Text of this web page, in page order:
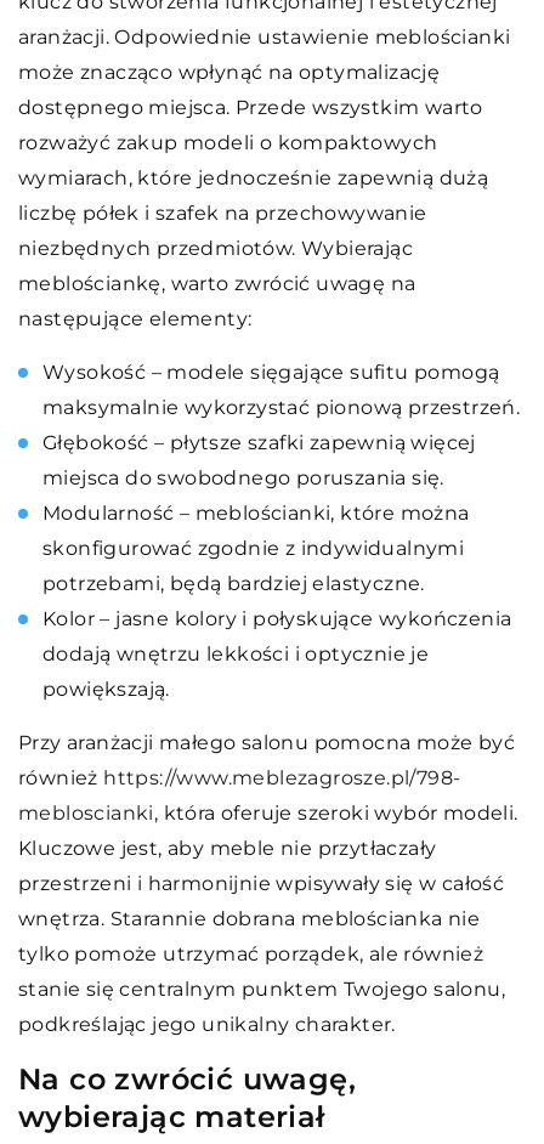
aranżacji. Odpowiednie ustawienie meblościanki
może znacząco wpłynąć na optymalizację
dostępnego miejsca. Przede wszystkim warto
rozważyć zakup modeli o kompaktowych
wymiarach, które jednocześnie zapewnią dużą
liczbę półek i szafek na przechowywanie
niezbędnych przedmiotów. Wybierając
meblościankę, warto zwrócić uwagę na
następujące elementy:
Wysokość – modele sięgające sufitu pomogą
maksymalnie wykorzystać pionową przestrzeń.
Głębokość – płytsze szafki zapewnią więcej
miejsca do swobodnego poruszania się.
Modularność – meblościanki, które można
skonfigurować zgodnie z indywidualnymi
potrzebami, będą bardziej elastyczne.
Kolor – jasne kolory i połyskujące wykończenia
dodają wnętrzu lekkości i optycznie je
powiększają.
Przy aranżacji małego salonu pomocna może być
również https://www.meblezagrosze.pl/798-
mebloscianki, która oferuje szeroki wybór modeli.
Kluczowe jest, aby meble nie przytłaczały
przestrzeni i harmonijnie wpisywały się w całość
wnętrza. Starannie dobrana meblościanka nie
tylko pomoże utrzymać porządek, ale również
stanie się centralnym punktem Twojego salonu,
podkreślając jego unikalny charakter.
Na co zwrócić uwagę,
wybierając materiał